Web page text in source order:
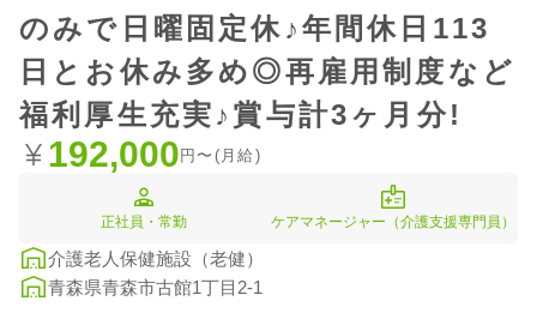
のみで日曜固定休♪年間休日113
日とお休み多め◎再雇用制度など
福利厚生充実♪賞与計3ヶ月分!
192,000円〜(月給)
正社員・常勤 ケアマネージャー（介護支援専門員）
介護老人保健施設（老健）
青森県青森市古館1丁目2-1